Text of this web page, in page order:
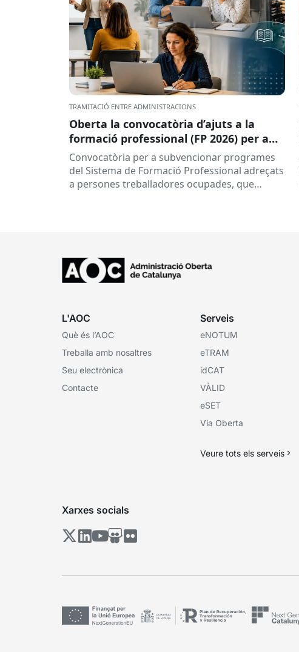
TRAMITACIÓ ENTRE ADMINISTRACIONS
Oberta la convocatòria d’ajuts a la
formació professional (FP 2026) per a
persones treballadores ocupades
Convocatòria per a subvencionar programes
del Sistema de Formació Professional adreçats
a persones treballadores ocupades, que
L'AOC
Què és l’AOC
Treballa amb nosaltres
Seu electrònica
Contacte
Serveis
eNOTUM
eTRAM
idCAT
VÀLID
eSET
Via Oberta
Veure tots els serveis
Xarxes socials